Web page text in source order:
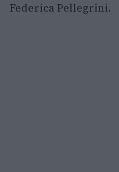
Federica Pellegrini.